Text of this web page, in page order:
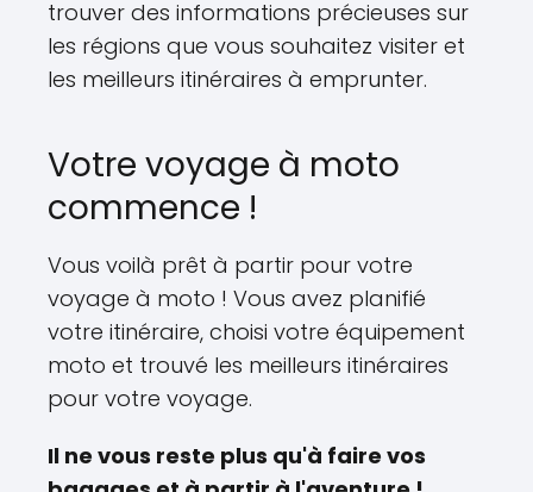
trouver des informations précieuses sur
les régions que vous souhaitez visiter et
les meilleurs itinéraires à emprunter.
Votre voyage à moto
commence !
Vous voilà prêt à partir pour votre
voyage à moto ! Vous avez planifié
votre itinéraire, choisi votre équipement
moto et trouvé les meilleurs itinéraires
pour votre voyage.
Il ne vous reste plus qu'à faire vos